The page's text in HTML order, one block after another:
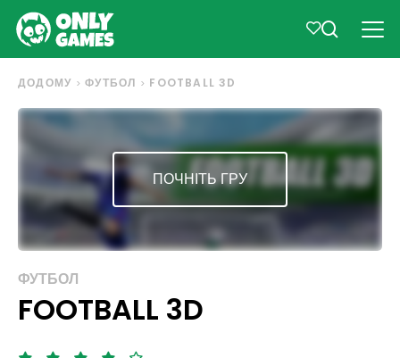
ДОДОМУ ФУТБОЛ FOOTBALL 3D
ПОЧНІТЬ ГРУ
ФУТБОЛ
FOOTBALL 3D